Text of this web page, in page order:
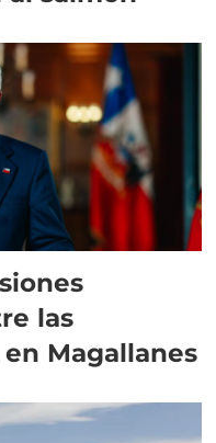
las
Magallanes